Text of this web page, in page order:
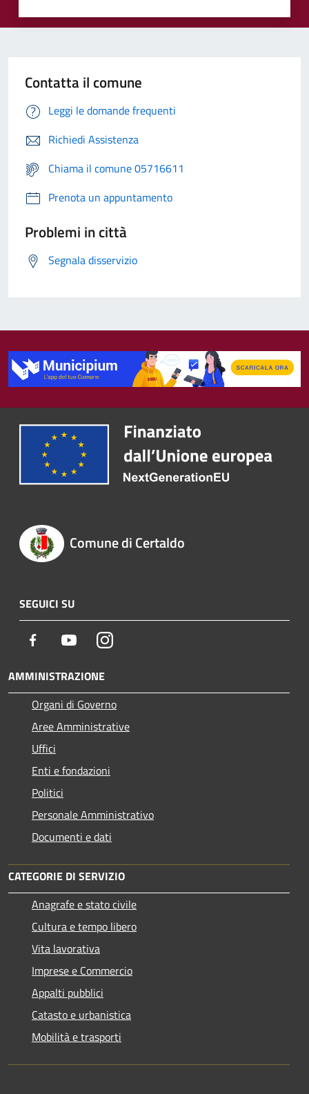
Contatta il comune
Leggi le domande frequenti
Richiedi Assistenza
Chiama il comune 05716611
Prenota un appuntamento
Problemi in città
Segnala disservizio
Comune di Certaldo
SEGUICI SU
Facebook YoutubeInstagram
AMMINISTRAZIONE
Organi di Governo
Aree Amministrative
Uffici
Enti e fondazioni
Politici
Personale Amministrativo
Documenti e dati
CATEGORIE DI SERVIZIO
Anagrafe e stato civile
Cultura e tempo libero
Vita lavorativa
Imprese e Commercio
Appalti pubblici
Catasto e urbanistica
Mobilità e trasporti